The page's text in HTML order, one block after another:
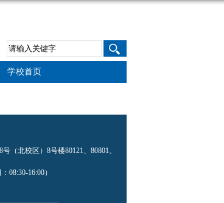
学校首页
（北校区）8号楼80121、80801、
08:30-16:00）